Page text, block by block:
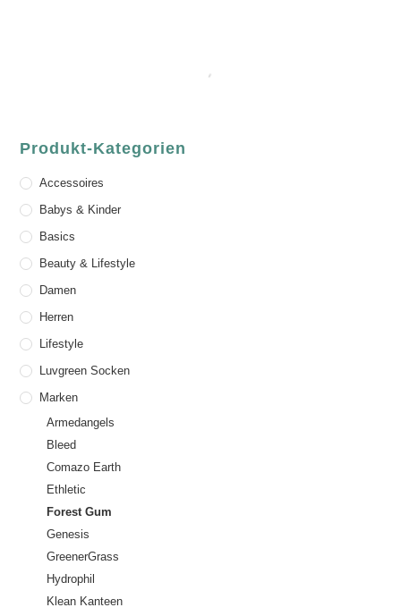
Produkt-Kategorien
Accessoires
Babys & Kinder
Basics
Beauty & Lifestyle
Damen
Herren
Lifestyle
Luvgreen Socken
Marken
Armedangels
Bleed
Comazo Earth
Ethletic
Forest Gum
Genesis
GreenerGrass
Hydrophil
Klean Kanteen